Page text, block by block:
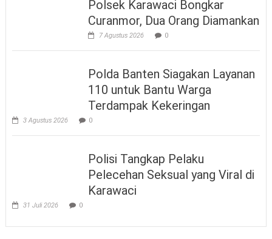
Polsek Karawaci Bongkar
Curanmor, Dua Orang Diamankan
7 Agustus 2026 0
Polda Banten Siagakan Layanan
110 untuk Bantu Warga
Terdampak Kekeringan
3 Agustus 2026 0
Polisi Tangkap Pelaku
Pelecehan Seksual yang Viral di
Karawaci
31 Juli 2026 0